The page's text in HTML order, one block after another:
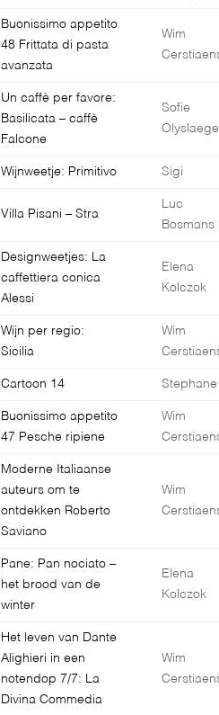
Buonissimo appetito
48 Frittata di pasta
avanzata
Wim
Un caffè per favore:
Basilicata – caffè
Falcone
Sofie
Wijnweetje: Primitivo Sigi
Villa Pisani – Stra
Luc
Bosmans
Designweetjes: La
caffettiera conica
Alessi
Elena
Kolczok
Wijn per regio:
Sicilia
Wim
Cartoon 14 Stephane
Buonissimo appetito
47 Pesche ripiene
Wim
Moderne Italiaanse
auteurs om te
ontdekken Roberto
Saviano
Wim
Pane: Pan nociato –
het brood van de
winter
Elena
Kolczok
Het leven van Dante
Alighieri in een
notendop 7/7: La
Divina Commedia
Wim